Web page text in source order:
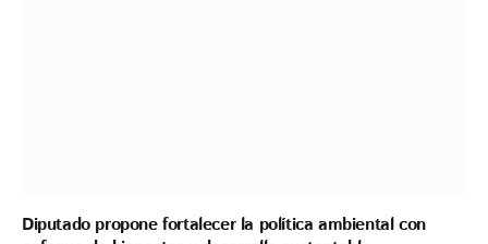
Diputado propone fortalecer la política ambiental con